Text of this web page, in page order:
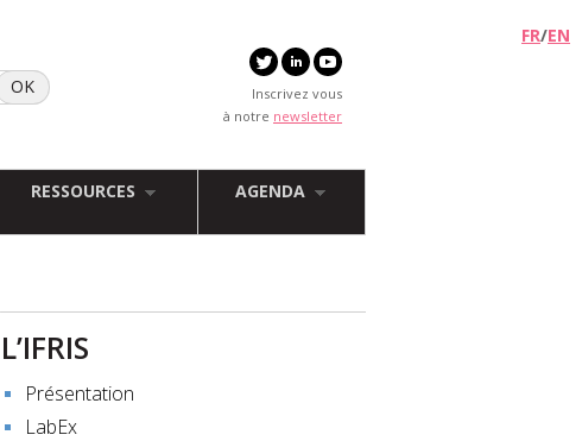
Inscrivez vous
à notre newsletter
FR/EN
RESSOURCES AGENDA
L’IFRIS
Présentation
LabEx